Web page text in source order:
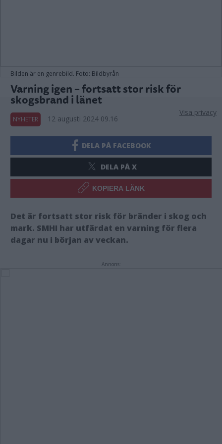
Bilden är en genrebild. Foto: Bildbyrån
Varning igen – fortsatt stor risk för
skogsbrand i länet
NYHETER 12 augusti 2024 09.16
DELA PÅ FACEBOOK
DELA PÅ X
KOPIERA LÄNK
Det är fortsatt stor risk för bränder i skog och
mark. SMHI har utfärdat en varning för flera
dagar nu i början av veckan.
Annons:
Visa privacy